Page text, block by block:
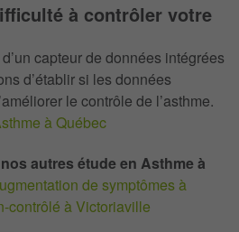
à contrôler votre
capteur de données intégrées
d’établir si les données
le contrôle de l’asthme.
à Québec
autres étude en Asthme à
de symptômes à
contrôlé à Victoriaville